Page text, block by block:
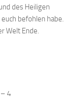
des Heiligen
befohlen habe.
Welt Ende.
4